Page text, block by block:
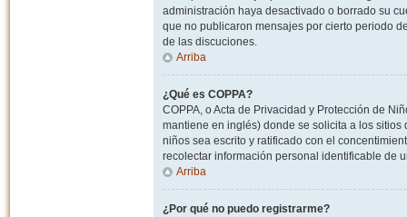
administración haya desactivado o borrado su
que no publicaron mensajes por cierto periodo
de las discuciones.
Arriba
¿Qué es COPPA?
COPPA, o Acta de Privacidad y Protección de
mantiene en inglés) donde se solicita a los
niños sea escrito y ratificado con el
recolectar información personal identificable de
Arriba
¿Por qué no puedo registrarme?